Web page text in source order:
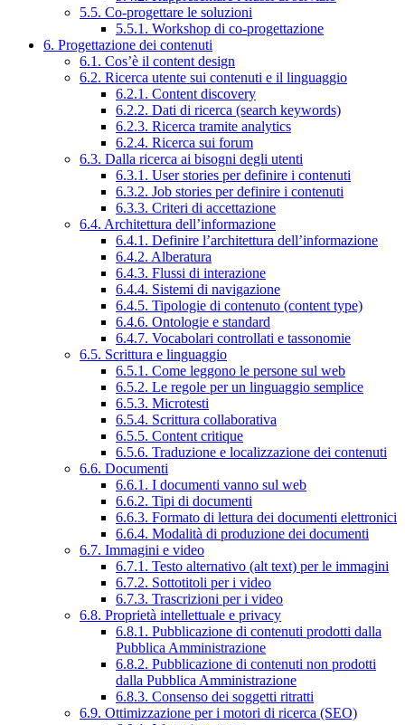
5.5. Co-progettare le soluzioni
5.5.1. Workshop di co-progettazione
6. Progettazione dei contenuti
6.1. Cos’è il content design
6.2. Ricerca utente sui contenuti e il linguaggio
6.2.1. Content discovery
6.2.2. Dati di ricerca (search keywords)
6.2.3. Ricerca tramite analytics
6.2.4. Ricerca sui forum
6.3. Dalla ricerca ai bisogni degli utenti
6.3.1. User stories per definire i contenuti
6.3.2. Job stories per definire i contenuti
6.3.3. Criteri di accettazione
6.4. Architettura dell’informazione
6.4.1. Definire l’architettura dell’informazione
6.4.2. Alberatura
6.4.3. Flussi di interazione
6.4.4. Sistemi di navigazione
6.4.5. Tipologie di contenuto (content type)
6.4.6. Ontologie e standard
6.4.7. Vocabolari controllati e tassonomie
6.5. Scrittura e linguaggio
6.5.1. Come leggono le persone sul web
6.5.2. Le regole per un linguaggio semplice
6.5.3. Microtesti
6.5.4. Scrittura collaborativa
6.5.5. Content critique
6.5.6. Traduzione e localizzazione dei contenuti
6.6. Documenti
6.6.1. I documenti vanno sul web
6.6.2. Tipi di documenti
6.6.3. Formato di lettura dei documenti elettronici
6.6.4. Modalità di produzione dei documenti
6.7. Immagini e video
6.7.1. Testo alternativo (alt text) per le immagini
6.7.2. Sottotitoli per i video
6.7.3. Trascrizioni per i video
6.8. Proprietà intellettuale e privacy
6.8.1. Pubblicazione di contenuti prodotti dalla
Pubblica Amministrazione
6.8.2. Pubblicazione di contenuti non prodotti
dalla Pubblica Amministrazione
6.8.3. Consenso dei soggetti ritratti
6.9. Ottimizzazione per i motori di ricerca (SEO)